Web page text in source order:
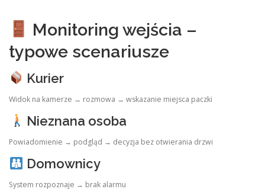
Monitoring wejścia –
typowe scenariusze
Kurier
Widok na kamerze → rozmowa → wskazanie miejsca paczki
Nieznana osoba
Powiadomienie → podgląd → decyzja bez otwierania drzwi
Domownicy
System rozpoznaje → brak alarmu